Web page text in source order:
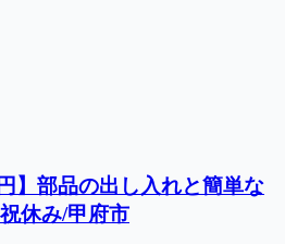
】部品の出し入れと簡単な
休み/甲府市